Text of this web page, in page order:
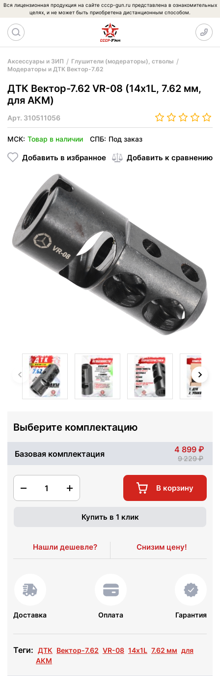
Вся лицензионная продукция на сайте cccp-gun.ru представлена в ознакомительных
целях, и не может быть приобретена дистанционным способом.
Аксессуары и ЗИП
Глушители (модераторы), стволы
Модераторы и ДТК Вектор-7.62
ДТК Вектор-7.62 VR-08 (14х1L, 7.62 мм,
для АКМ)
Арт. 310511056
МСК: Товар в наличии СПБ: Под заказ
Добавить в избранное Добавить к сравнению
Выберите комплектацию
Базовая комплектация 4 899
9 229
1 В корзину
Купить в 1 клик
Нашли дешевле? Снизим цену!
Доставка Оплата Гарантия
Теги: ДТК Вектор-7.62 VR-08 14х1L 7.62 мм для
АКМ